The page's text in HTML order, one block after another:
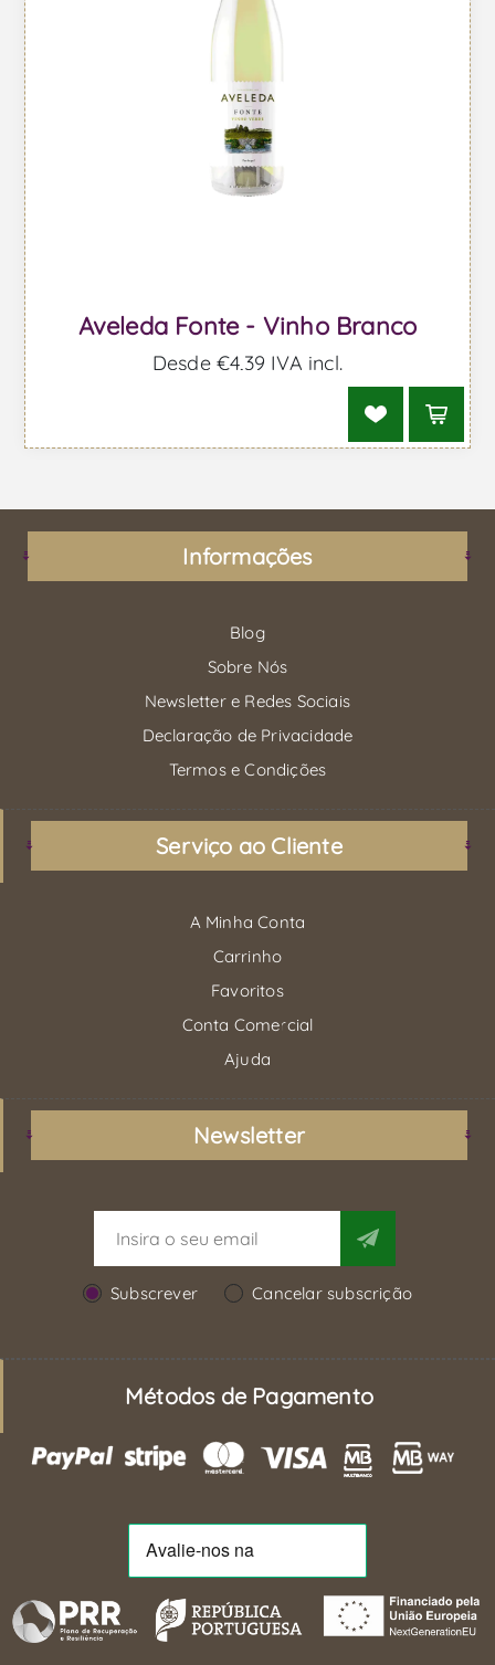
Aveleda Fonte - Vinho Branco
Desde €4,39 IVA incl.
Informações
Blog
Sobre Nós
Newsletter e Redes Sociais
Declaração de Privacidade
Termos e Condições
Serviço ao Cliente
A Minha Conta
Carrinho
Favoritos
Conta Comercial
Ajuda
Newsletter
Subscrever Cancelar subscrição
Métodos de Pagamento